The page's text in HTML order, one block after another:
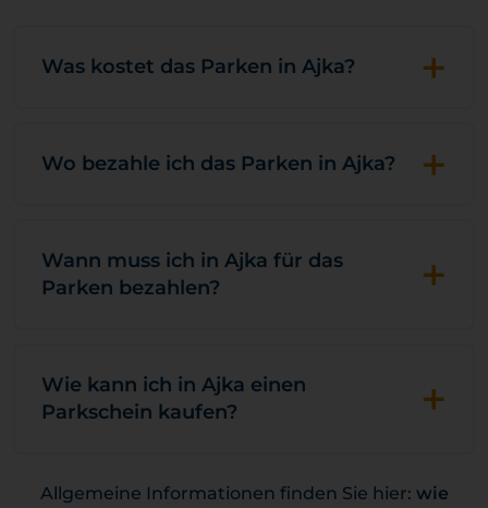
Was kostet das Parken in Ajka? +
Wo bezahle ich das Parken in Ajka? +
Wann muss ich in Ajka für das
Parken bezahlen?
+
Wie kann ich in Ajka einen
Parkschein kaufen?
+
Allgemeine Informationen finden Sie hier: wie